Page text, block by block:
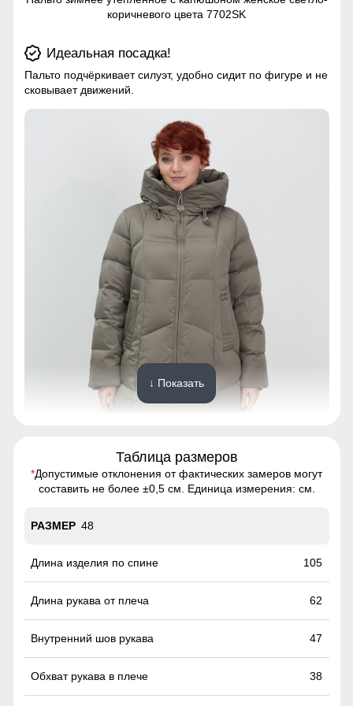
коричневого цвета 7702SK
Идеальная посадка!
Пальто подчёркивает силуэт, удобно сидит по фигуре и не
сковывает движений.
Пальто подчёркивает силуэт, удобно сидит по фигуре и не
сковывает движений.
Это практичное и удобное решение для повседневного
использования. Они легко вмещают телефон, перчатки и
сумки. Карманы расположены удобно и защищены от
ветра, что делает их идеальными для холодной погоды.
↓ Показать
Таблица размеров
*Допустимые отклонения от фактических замеров могут
составить не более ±0,5 см. Единица измерения: см.
48
105
62
47
38